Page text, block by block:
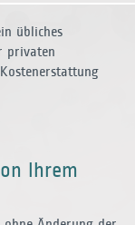
übliches
privaten
Ihrem